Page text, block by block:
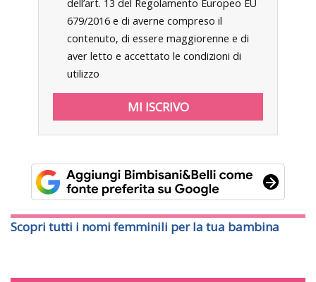
dell’art. 13 del Regolamento Europeo EU
679/2016 e di averne compreso il
contenuto, di essere maggiorenne e di
aver letto e accettato le condizioni di
utilizzo
Scopri tutti i nomi femminili per la tua bambina